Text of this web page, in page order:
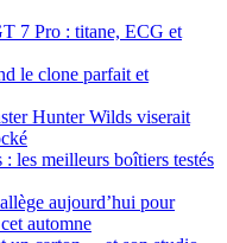
7 Pro : titane, ECG et
le clone parfait et
Hunter Wilds viserait
les meilleurs boîtiers testés
aujourd’hui pour
automne